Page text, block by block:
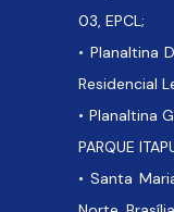
03, EPCL;
• Planaltina
Residencial
• Planaltina
PARQUE
• Santa